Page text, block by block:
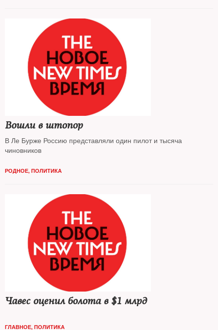
Вошли в штопор
В Ле Бурже Россию представляли один пилот и тысяча
чиновников
РОДНОЕ, ПОЛИТИКА
Чавес оценил болота в $1 млрд
ГЛАВНОЕ, ПОЛИТИКА